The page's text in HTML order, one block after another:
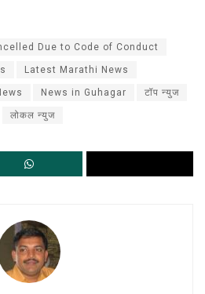
Due to Code of Conduct
Latest Marathi News
News in Guhagar टॉप न्युज
लोकल न्युज